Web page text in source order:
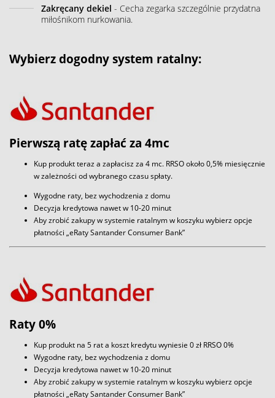
Zakręcany dekiel - Cecha zegarka szczególnie przydatna
miłośnikom nurkowania.
Wybierz dogodny system ratalny:
Pierwszą ratę zapłać za 4mc
Kup produkt teraz a zapłacisz za 4 mc. RRSO około 0,5% miesięcznie
w zależności od wybranego czasu spłaty.
Wygodne raty, bez wychodzenia z domu
Decyzja kredytowa nawet w 10-20 minut
Aby zrobić zakupy w systemie ratalnym w koszyku wybierz opcje
płatności „eRaty Santander Consumer Bank”
Raty 0%
Kup produkt na 5 rat a koszt kredytu wyniesie 0 zł RRSO 0%
Wygodne raty, bez wychodzenia z domu
Decyzja kredytowa nawet w 10-20 minut
Aby zrobić zakupy w systemie ratalnym w koszyku wybierz opcje
płatności „eRaty Santander Consumer Bank”